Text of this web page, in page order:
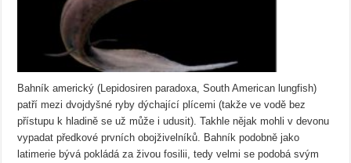
Bahník americký (Lepidosiren paradoxa, South American lungfish)
patří mezi dvojdyšné ryby dýchající plícemi (takže ve vodě bez
přístupu k hladině se už může i udusit). Takhle nějak mohli v devonu
vypadat předkové prvních obojživelníků. Bahník podobně jako
latimerie bývá pokládá za živou fosilii, tedy velmi se podobá svým